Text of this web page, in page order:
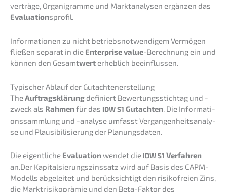
ver­trä­ge, Organi­gram­me und Markt­ana­ly­sen ergän­zen das
Evalua­ti­onsprofil.
Infor­ma­tio­nen zu nicht betriebs­not­wen­di­gem Vermö­gen
fließen separat in die Enter­pri­se value-Berech­nung ein und
können den Gesamtwert erheb­lich beeinflussen.
Typischer Ablauf der Gutachtenerstellung
TheAuftrags­klä­rung definiert Bewer­tungs­stich­tag und -
zweck als Rahmen für das IDWS1 Gutach­ten. Die Infor­ma­ti­
ons­samm­lung und -analy­se umfasst Vergan­gen­heits­ana­ly­
se und Plausi­bi­li­sie­rung der Planungsdaten.
Die eigent­li­che Evalua­ti­on wendet die IDWS1 Verfah­ren
an.Der Kapital­sie­rungs­zins­satz wird auf Basis des CAPM-
Modells abgelei­tet und berück­sich­tigt den risiko­frei­en Zins,
die Markt­ri­si­ko­prä­mie und den Beta-Faktor des